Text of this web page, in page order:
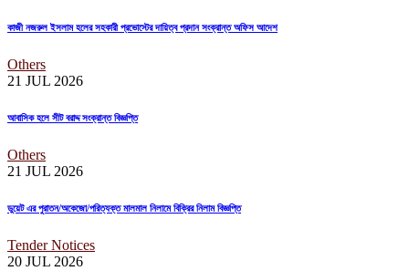
কাজী নজরুল ইসলাম হলের সহকারী প্রভোস্টের দায়িত্ব প্রদান সংক্রান্ত অফিস আদেশ
Others
21 JUL 2026
আবাসিক হলে সীট বরাদ্দ সংক্রান্ত বিজ্ঞপ্তি
Others
21 JUL 2026
ডুয়েট এর পুরাতন/অকেজো/পরিত্যক্ত মালমাল নিলামে বিক্রির নিলাম বিজ্ঞপ্তি
Tender Notices
20 JUL 2026